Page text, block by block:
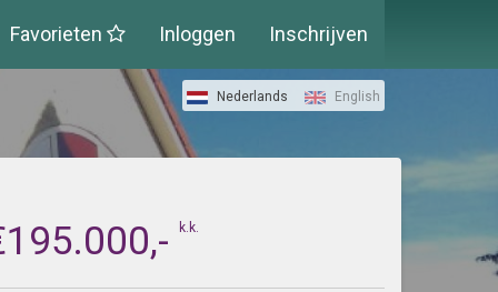
Favorieten Inloggen Inschrijven
Nederlands English
k.k.